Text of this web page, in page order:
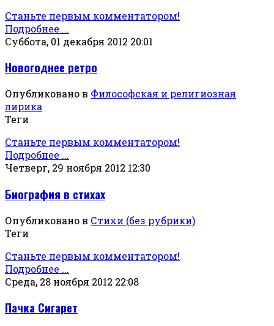
Станьте первым комментатором!
Подробнее ...
Суббота, 01 декабря 2012 20:01
Новогоднее ретро
Опубликовано в Философская и религиозная
лирика
Теги
Станьте первым комментатором!
Подробнее ...
Четверг, 29 ноября 2012 12:30
Биография в стихах
Опубликовано в Стихи (без рубрики)
Теги
Станьте первым комментатором!
Подробнее ...
Среда, 28 ноября 2012 22:08
Пачка Сигарет